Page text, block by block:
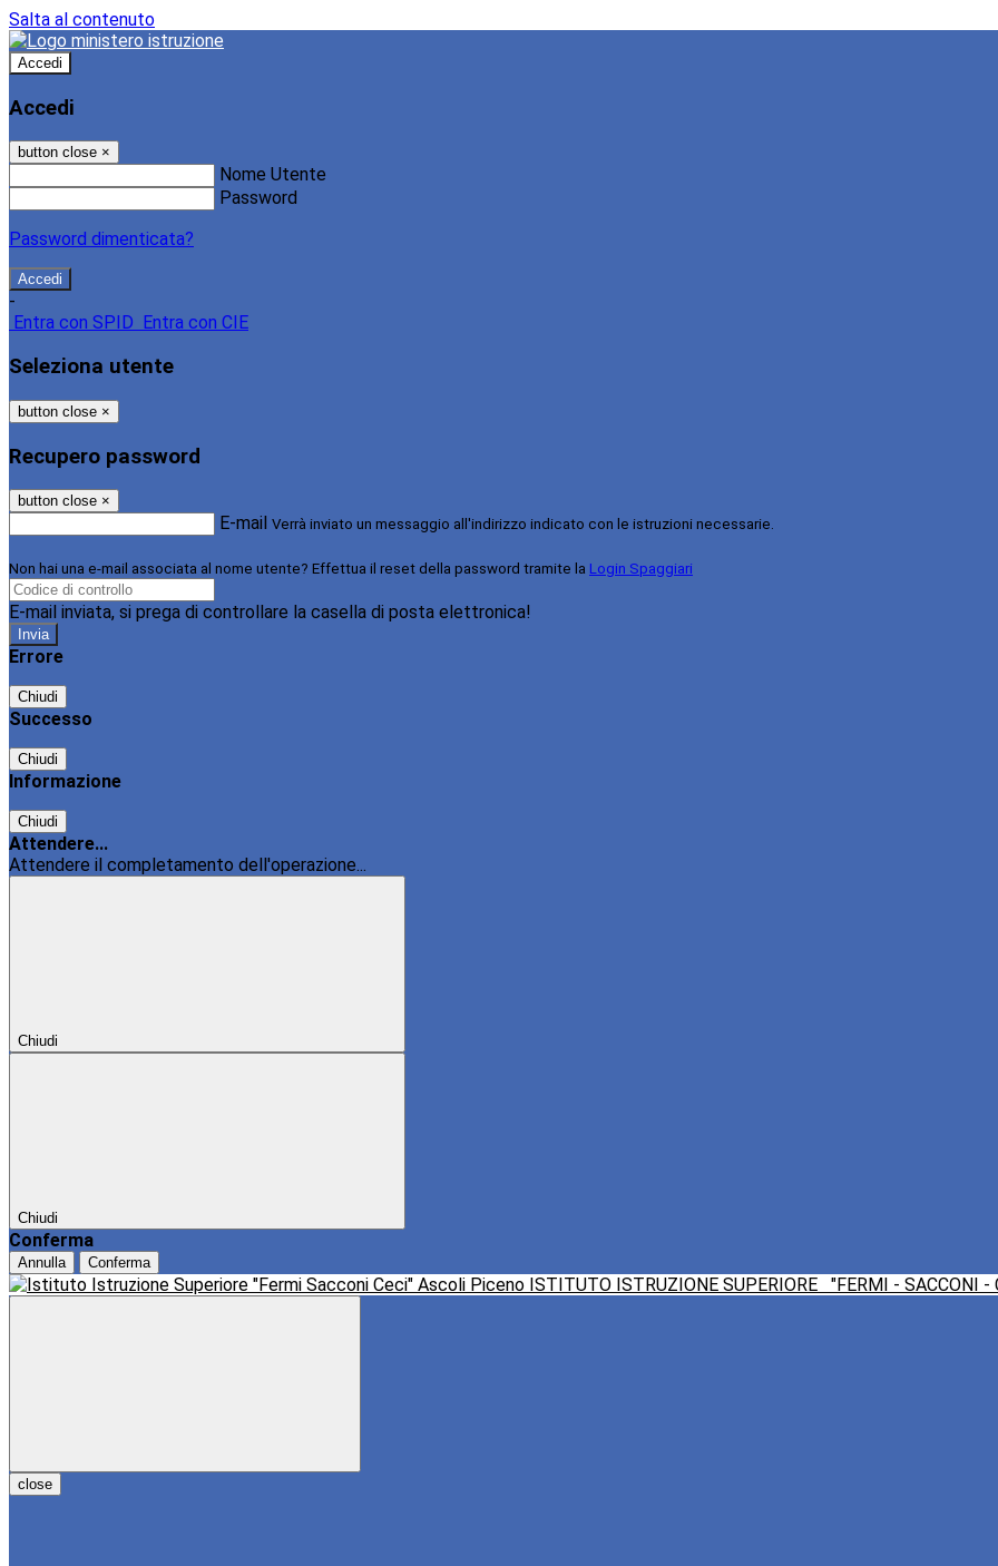
Salta al contenuto
Accedi
Accedi
button close ×
Nome Utente
Password
Password dimenticata?
-
Entra con SPID
Entra con CIE
Seleziona utente
button close ×
Recupero password
button close ×
E-mail Verrà inviato un messaggio all'indirizzo indicato con le istruzioni necessarie.
Non hai una e-mail associata al nome utente? Effettua il reset della password tramite la Login Spaggiari
E-mail inviata, si prega di controllare la casella di posta elettronica!
Errore
Chiudi
Successo
Chiudi
Informazione
Chiudi
Attendere...
Attendere il completamento dell'operazione...
Chiudi
Chiudi
Conferma
Annulla Conferma
ISTITUTO ISTRUZIONE SUPERIORE "FERMI - SACCONI -
close